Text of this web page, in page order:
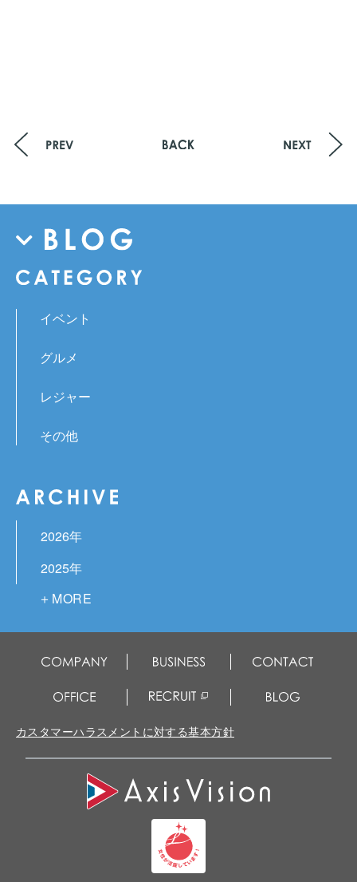
イベント
グルメ
レジャー
その他
2026年
2025年
2024年
2023年
2022年
2021年
2020年
2019年
カスタマーハラスメントに対する基本方針